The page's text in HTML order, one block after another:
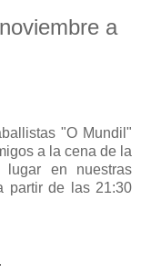
a
"O Mundil"
a la cena de la
en nuestras
partir de las 21:30